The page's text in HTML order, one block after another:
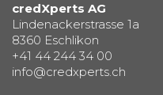
credXperts AG
Lindenackerstrasse 1a
8360 Eschlikon
+41 44 244 34 00
info@credxperts.ch